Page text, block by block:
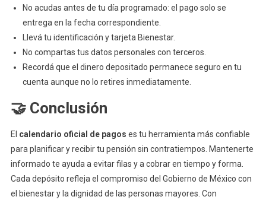
No acudas antes de tu día programado: el pago solo se
entrega en la fecha correspondiente.
Llevá tu identificación y tarjeta Bienestar.
No compartas tus datos personales con terceros.
Recordá que el dinero depositado permanece seguro en tu
cuenta aunque no lo retires inmediatamente.
🤝 Conclusión
El calendario oficial de pagos es tu herramienta más confiable
para planificar y recibir tu pensión sin contratiempos. Mantenerte
informado te ayuda a evitar filas y a cobrar en tiempo y forma.
Cada depósito refleja el compromiso del Gobierno de México con
el bienestar y la dignidad de las personas mayores. Con